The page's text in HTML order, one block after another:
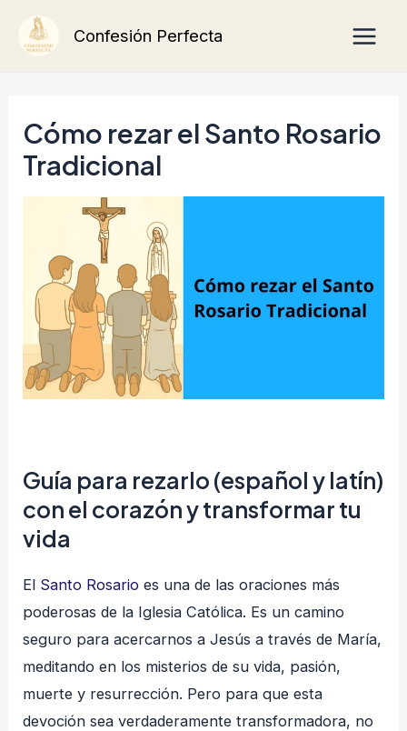
Confesión Perfecta
Cómo rezar el Santo Rosario
Tradicional
Guía para rezarlo (español y latín)
con el corazón y transformar tu
vida
El Santo Rosarioes una de las oraciones más
poderosas de la Iglesia Católica. Es un camino
seguro para acercarnos a Jesús a través de María,
meditando en los misterios de su vida, pasión,
muerte y resurrección. Pero para que esta
devoción sea verdaderamente transformadora, no